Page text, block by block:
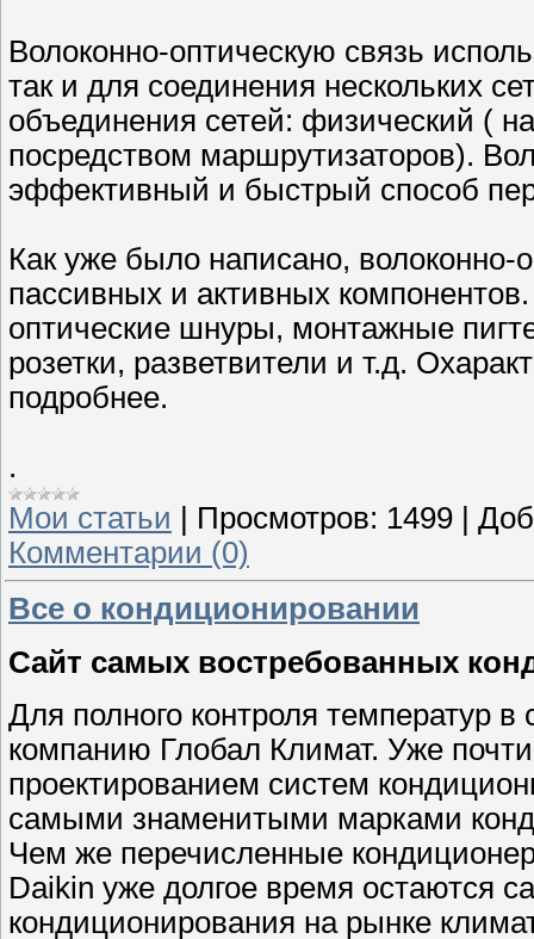
Волоконно-оптическую связь
так и для соединения нескольких
объединения сетей: физический (
посредством маршрутизаторов).
эффективный и быстрый способ
Как уже было написано, волоконно-
пассивных и активных
оптические шнуры, монтажные
розетки, разветвители и т.д.
подробнее.
.
Мои статьи | Просмотров: 1499 |
Комментарии (0)
Все о кондиционировании
Сайт самых востребованных
Для полного контроля температур
компанию Глобал Климат. Уже
проектированием систем
самыми знаменитыми марками
Чем же перечисленные
Daikin уже долгое время остаются
кондиционирования на рынке